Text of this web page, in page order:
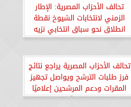
تحالف الأحزاب المصرية: الإطار
الزمني لانتخابات الشيوخ نقطة
انطلاق نحو سباق انتخابي نزيه
ومشرف
تحالف الأحزاب المصرية يراجع نتائج
فرز طلبات الترشح ويواصل تجهيز
المقرات ودعم المرشحين إعلاميًا
وميدانيًا